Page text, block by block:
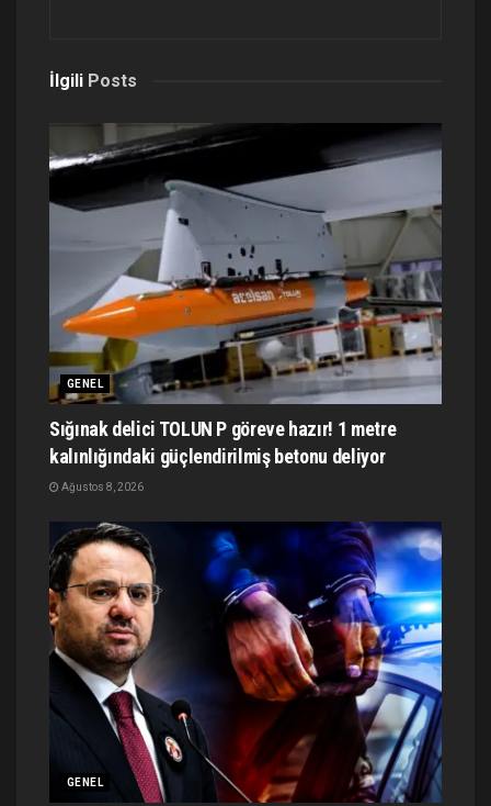
İlgili Posts
GENEL
Sığınak delici TOLUN P göreve hazır! 1 metre
kalınlığındaki güçlendirilmiş betonu deliyor
Ağustos 8, 2026
GENEL